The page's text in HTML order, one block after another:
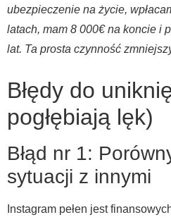
ubezpieczenie na życie,
latach, mam 8 000€ na koncie i
lat. Ta prosta czynność
Błędy do
pogłębiają lęk)
Błąd nr 1:
sytuacji z innymi
Instagram pełen jest